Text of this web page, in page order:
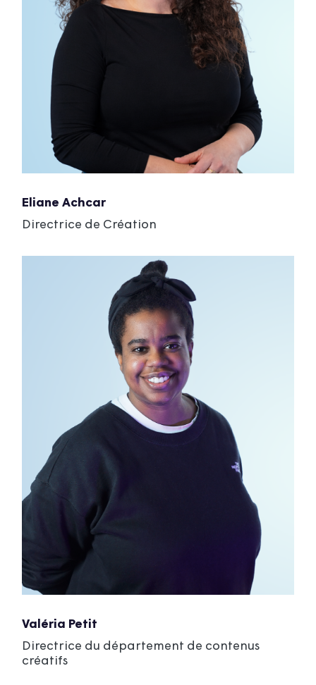
Eliane Achcar
Directrice de Création
Valéria Petit
Directrice du département de contenus
créatifs